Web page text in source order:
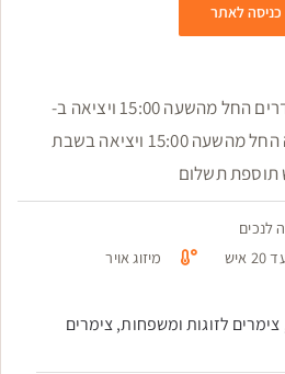
כניסה לאתר
ימים א-ה כניסה קבלת חדרים החל מהשעה 15:00 ויציאה ב-
11:00 שישי – שבת כניסה החל מהשעה 15:00 ויציאה בשבת
לנכים
מיזוג אויר
צימרים לזוגות ומשפחות, צימרים